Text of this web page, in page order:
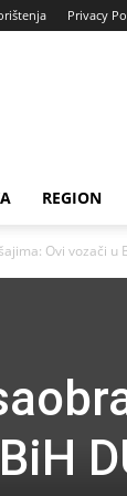
Privacy
REGION
Ovi vozači u